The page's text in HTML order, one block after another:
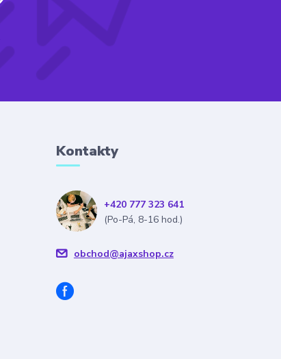
Kontakty
+420 777 323 641
(Po-Pá, 8-16 hod.)
obchod@ajaxshop.cz